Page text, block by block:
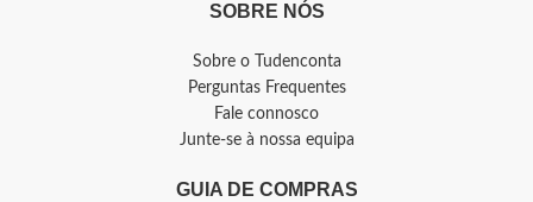
SOBRE NÓS
Sobre o Tudenconta
Perguntas Frequentes
Fale connosco
Junte-se à nossa equipa
GUIA DE COMPRAS